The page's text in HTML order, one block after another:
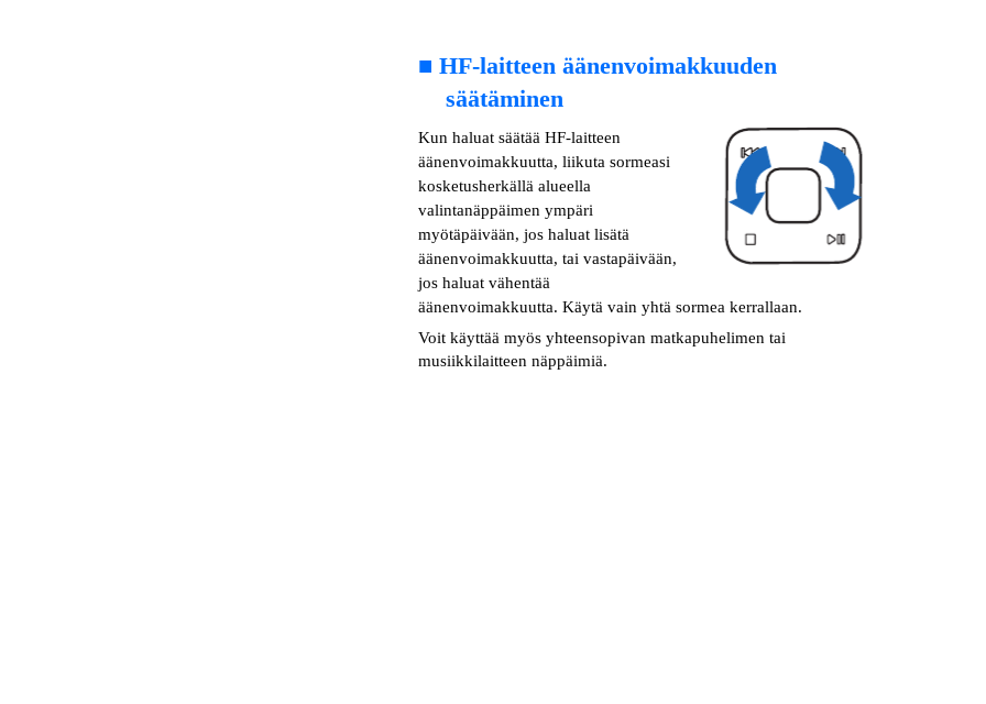
■ HF-laitteen äänenvoimakkuuden
säätäminen
Kun haluat säätää HF-laitteen
äänenvoimakkuutta, liikuta sormeasi
kosketusherkällä alueella
valintanäppäimen ympäri
myötäpäivään, jos haluat lisätä
äänenvoimakkuutta, tai vastapäivään,
jos haluat vähentää
äänenvoimakkuutta. Käytä vain yhtä sormea kerrallaan.
Voit käyttää myös yhteensopivan matkapuhelimen tai
musiikkilaitteen näppäimiä.